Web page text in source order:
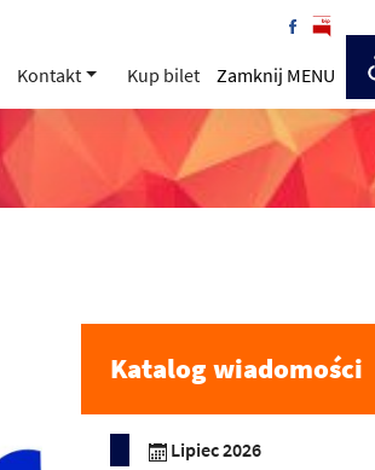
Kontakt Kup bilet Zamknij MENU
Katalog wiadomości
Lipiec 2026